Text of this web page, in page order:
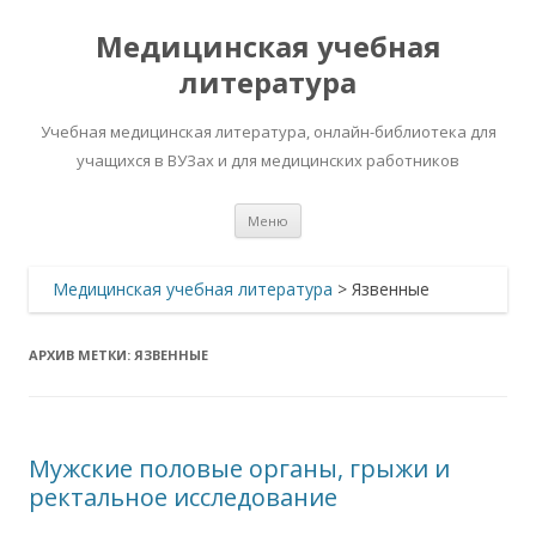
Медицинская учебная
литература
Учебная медицинская литература, онлайн-библиотека для
учащихся в ВУЗах и для медицинских работников
Меню
Медицинская учебная литература > Язвенные
АРХИВ МЕТКИ: ЯЗВЕННЫЕ
Мужские половые органы, грыжи и
ректальное исследование